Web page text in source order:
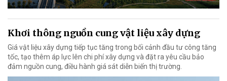
Khơi thông nguồn cung vật liệu xây dựng
Giá vật liệu xây dựng tiếp tục tăng trong bối cảnh đầu tư công tăng
tốc, tạo thêm áp lực lên chi phí xây dựng và đặt ra yêu cầu bảo
đảm nguồn cung, điều hành giá sát diễn biến thị trường.